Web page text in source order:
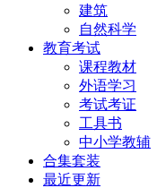
建筑
自然科学
教育考试
课程教材
外语学习
考试考证
工具书
中小学教辅
合集套装
最近更新